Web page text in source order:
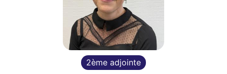
2ème adjointe